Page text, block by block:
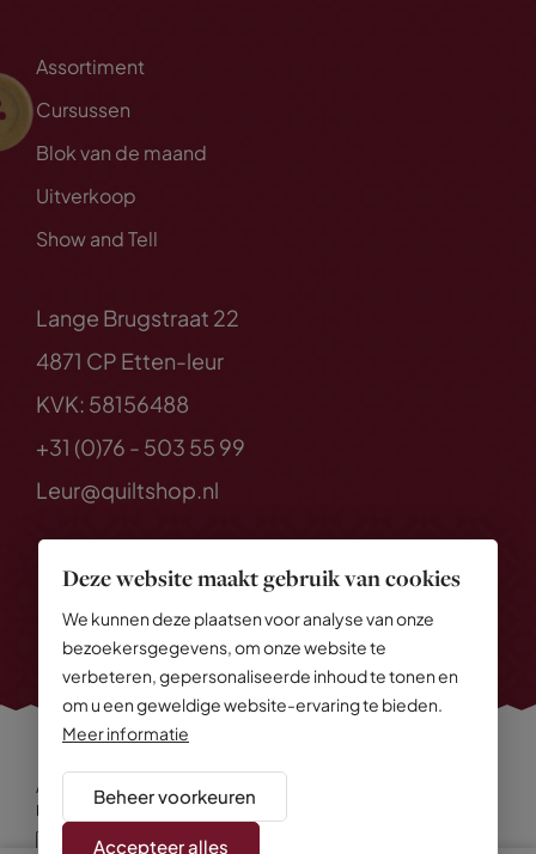
Deze website maakt gebruik van cookies
We kunnen deze plaatsen voor analyse van onze
bezoekersgegevens, om onze website te
verbeteren, gepersonaliseerde inhoud te tonen en
om u een geweldige website-ervaring te bieden.
Meer informatie
Beheer voorkeuren
Accepteer alles
Assortiment
Cursussen
Blok van de maand
Uitverkoop
Show and Tell
Lange Brugstraat 22
4871 CP Etten-leur
KVK: 58156488
+31 (0)76 - 503 55 99
Leur@quiltshop.nl
Alle rechten voorbehouden
Privacy Policy
Algemene voorwaarden